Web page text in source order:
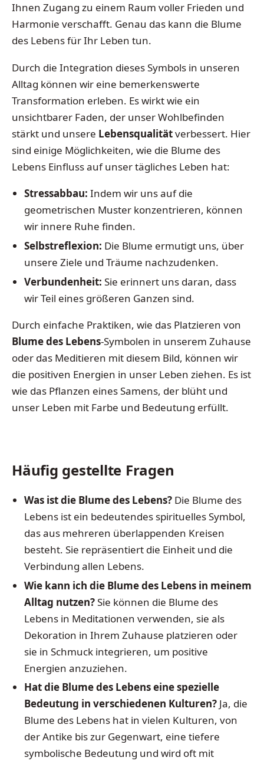
Ihnen Zugang zu einem Raum voller Frieden und
Harmonie verschafft. Genau das kann die Blume
des Lebens für Ihr Leben tun.
Durch die Integration dieses Symbols in unseren
Alltag können wir eine bemerkenswerte
Transformation erleben. Es wirkt wie ein
unsichtbarer Faden, der unser Wohlbefinden
stärkt und unsere Lebensqualitätverbessert. Hier
sind einige Möglichkeiten, wie die Blume des
Lebens Einfluss auf unser tägliches Leben hat:
Stressabbau: Indem wir uns auf die
geometrischen Muster konzentrieren, können
wir innere Ruhe finden.
Selbstreflexion: Die Blume ermutigt uns, über
unsere Ziele und Träume nachzudenken.
Verbundenheit: Sie erinnert uns daran, dass
wir Teil eines größeren Ganzen sind.
Durch einfache Praktiken, wie das Platzieren von
Blume des Lebens-Symbolen in unserem Zuhause
oder das Meditieren mit diesem Bild, können wir
die positiven Energien in unser Leben ziehen. Es ist
wie das Pflanzen eines Samens, der blüht und
unser Leben mit Farbe und Bedeutung erfüllt.
Häufig gestellte Fragen
Was ist die Blume des Lebens? Die Blume des
Lebens ist ein bedeutendes spirituelles Symbol,
das aus mehreren überlappenden Kreisen
besteht. Sie repräsentiert die Einheit und die
Verbindung allen Lebens.
Wie kann ich die Blume des Lebens in meinem
Alltag nutzen?Sie können die Blume des
Lebens in Meditationen verwenden, sie als
Dekoration in Ihrem Zuhause platzieren oder
sie in Schmuck integrieren, um positive
Energien anzuziehen.
Hat die Blume des Lebens eine spezielle
Bedeutung in verschiedenen Kulturen? Ja, die
Blume des Lebens hat in vielen Kulturen, von
der Antike bis zur Gegenwart, eine tiefere
symbolische Bedeutung und wird oft mit